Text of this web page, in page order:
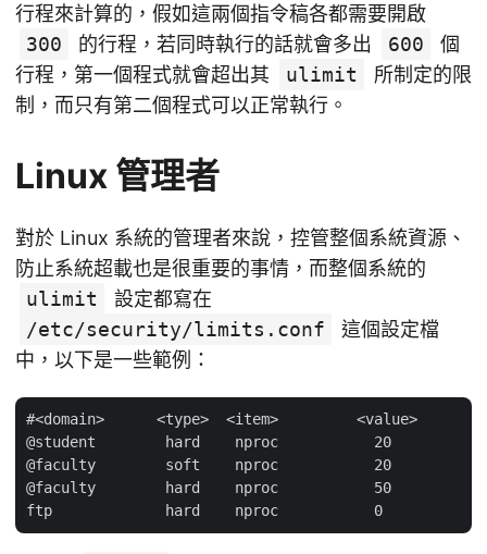
行程來計算的，假如這兩個指令稿各都需要開啟
300
的行程，若同時執行的話就會多出 600
個
行程，第一個程式就會超出其
ulimit
所制定的限
制，而只有第二個程式可以正常執行。
Linux 管理者
對於 Linux 系統的管理者來說，控管整個系統資源、
防止系統超載也是很重要的事情，而整個系統的
ulimit
設定都寫在
/etc/security/limits.conf
這個設定檔
中，以下是一些範例：
#<domain>      <type>  <item>         <value>
@student        hard    nproc           20
@faculty        soft    nproc           20
@faculty        hard    nproc           50